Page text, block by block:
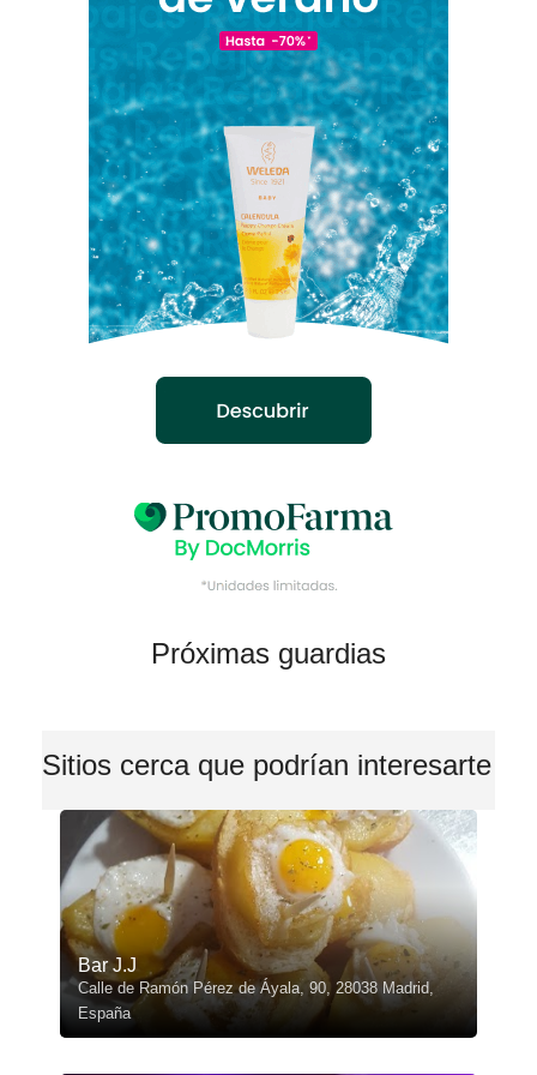
Próximas guardias
Sitios cerca que podrían interesarte
Bar J.J
Calle de Ramón Pérez de Áyala, 90, 28038 Madrid,
España